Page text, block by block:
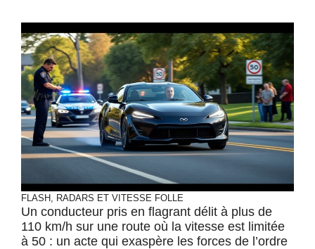
FLASH, RADARS ET VITESSE FOLLE
Un conducteur pris en flagrant délit à plus de
110 km/h sur une route où la vitesse est limitée
à 50 : un acte qui exaspère les forces de l’ordre